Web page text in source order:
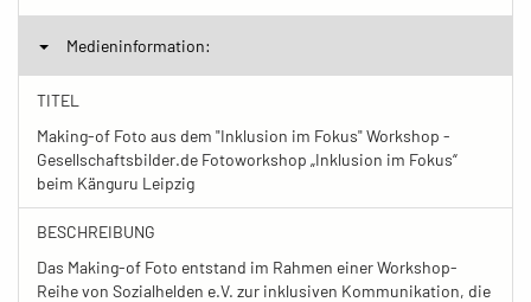
Medieninformation:
TITEL
Making-of Foto aus dem "Inklusion im Fokus" Workshop -
Gesellschaftsbilder.de Fotoworkshop „Inklusion im Fokus“
beim Känguru Leipzig
BESCHREIBUNG
Das Making-of Foto entstand im Rahmen einer Workshop-
Reihe von Sozialhelden e.V. zur inklusiven Kommunikation, die